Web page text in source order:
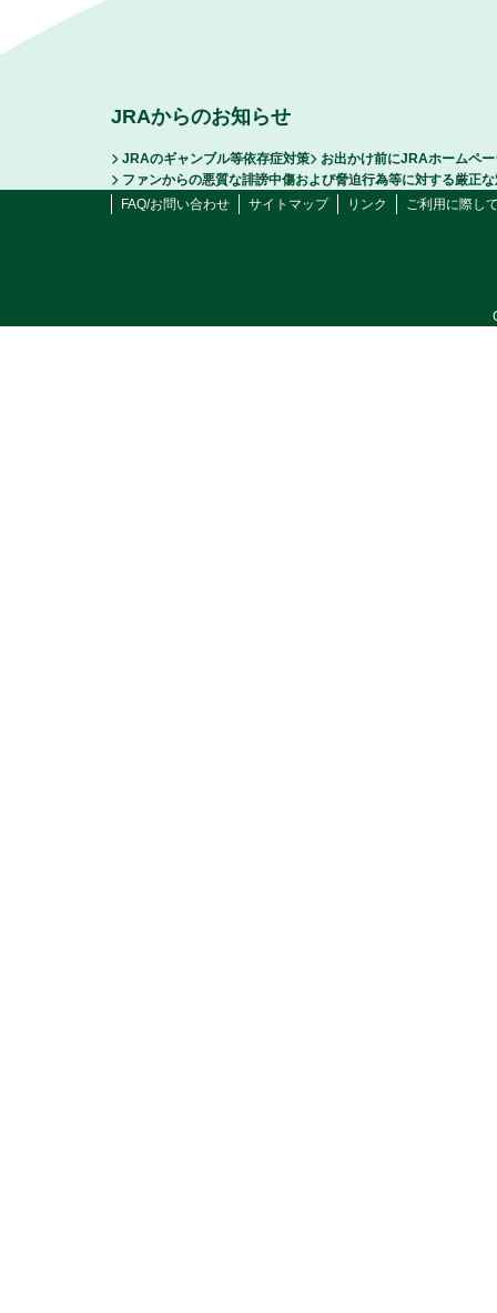
JRAからのお知らせ
JRAのギャンブル等依存症対策
お出かけ前にJRAホームペ
ファンからの悪質な誹謗中傷および脅迫行為等に対する厳正
FAQ/お問い合わせ
サイトマップ リンク ご利用に際し